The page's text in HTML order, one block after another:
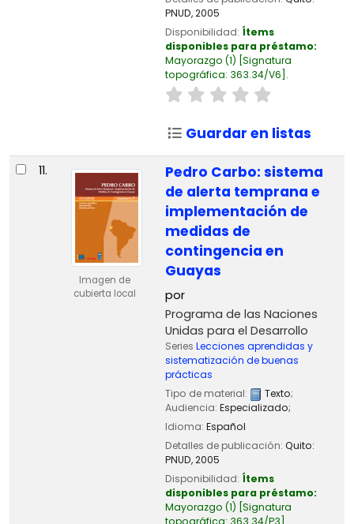
PNUD,2005
Disponibilidad: Ítems
disponibles para préstamo:
Mayorazgo (1) Signatura
topográfica: 363.34/V6 .
Guardar en listas
11.
Imagen de
cubierta local
Pedro Carbo: sistema
de alerta temprana e
implementación de
medidas de
contingencia en
Guayas
por
Programa de las Naciones
Unidas para el Desarrollo
Series Lecciones aprendidas y
sistematización de buenas
prácticas
Tipo de material:
Texto;
Audiencia: Especializado;
Idioma: Español
Detalles de publicación: Quito:
PNUD,2005
Disponibilidad: Ítems
disponibles para préstamo:
Mayorazgo (1) Signatura